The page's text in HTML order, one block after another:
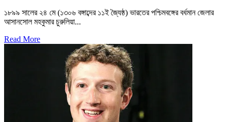
১৮৯৯ সালের ২৪ মে (১৩০৬ বঙ্গাব্দের ১১ই জ্যৈষ্ঠ) ভারতের পশ্চিমবঙ্গের বর্ধমান জেলার
আসানসোল মহকুমার চুরুলিয়া...
Read More